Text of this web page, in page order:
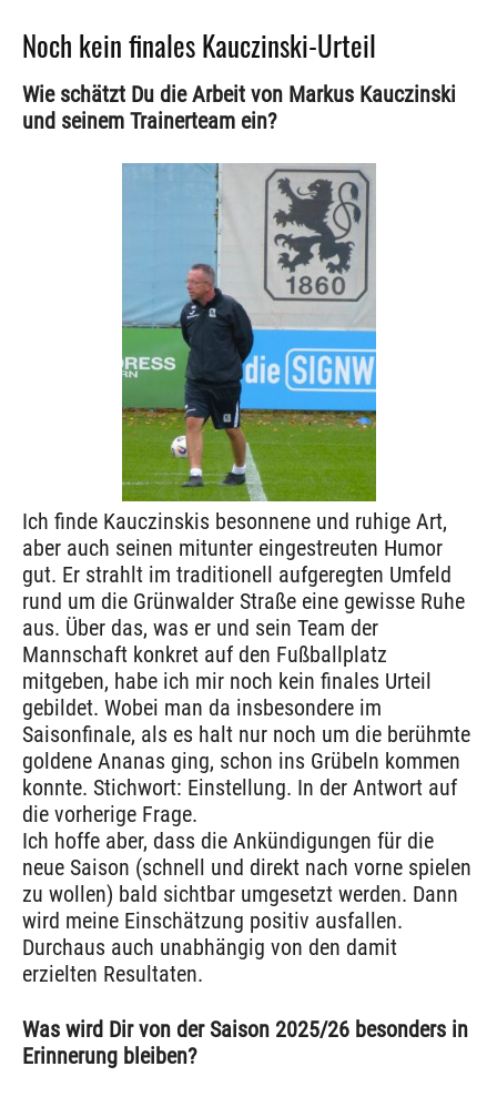
Noch kein finales Kauczinski-Urteil
Wie schätzt Du die Arbeit von Markus Kauczinski
und seinem Trainerteam ein?
Ich finde Kauczinskis besonnene und ruhige Art,
aber auch seinen mitunter eingestreuten Humor
gut. Er strahlt im traditionell aufgeregten Umfeld
rund um die Grünwalder Straße eine gewisse Ruhe
aus. Über das, was er und sein Team der
Mannschaft konkret auf den Fußballplatz
mitgeben, habe ich mir noch kein finales Urteil
gebildet. Wobei man da insbesondere im
Saisonfinale, als es halt nur noch um die berühmte
goldene Ananas ging, schon ins Grübeln kommen
konnte. Stichwort: Einstellung. In der Antwort auf
die vorherige Frage.
Ich hoffe aber, dass die Ankündigungen für die
neue Saison (schnell und direkt nach vorne spielen
zu wollen) bald sichtbar umgesetzt werden. Dann
wird meine Einschätzung positiv ausfallen.
Durchaus auch unabhängig von den damit
erzielten Resultaten.
Was wird Dir von der Saison 2025/26 besonders in
Erinnerung bleiben?